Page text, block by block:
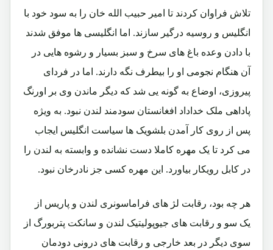
تلاش فراوان کردند تا امیر حبیب الله خان را به سود خود با
انگلیس و روسیه درگیر سازند. اما انگلیسی ها موفق شدند
با دادن وعده باغ های سرخ و سبز بسیار و رشوه هایی در
آن هنگام نجومی او را بیطرف نگه دارند. اما در فردای
پیروزی، اوضاع به گونه یی شد که دیگر ماندن وی بر اورنگ
پاداهی ملک خداداد افغانستان سودمند لندن نبود. به ویژه
پس از روی کار آمدن بلشویک ها سیاست انگلیس ایجاب
می کرد تا یک مهره کاملا دست نشانده و وابسته به لندن را
در کابل رویکار بیاورد. این مهره کسی جز نادرخان نبود.
هر چه بود، رقابت لژ های فراماسونری لندن و پاریس از
یک سو و رقابت های جیوپولیتیک لندن و سانکت پتربورگ از
سوی دیگر در بعد خارجی و رقابت های درونی دودمان